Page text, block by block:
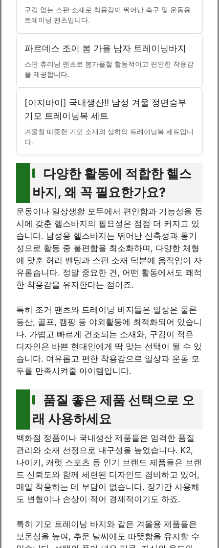
구김 없는 스판 소재로 착용감이 뛰어난 축구 및 운동용
트레이닝 팬츠입니다.
파르데스 조이 봄 가을 남자 트레이닝바지
스판 츄리닝 팬츠로 봄가을철 활동적이고 편안한 착용감
을 제공합니다.
[이지바이] 국내생산!! 남성 겨울 정면승부
기모 트레이닝복 세트
겨울철 따뜻한 기모 소재의 상하의 트레이닝복 세트입니
다.
다양한 활동에 적합한 헬스
바지, 왜 꼭 필요한가요?
운동이나 일상생활 모두에서 편안함과 기능성을 동
시에 갖춘 헬스바지의 필요성은 점점 더 커지고 있
습니다. 남성용 헬스바지는 뛰어난 신축성과 통기
성으로 활동 중 불편함을 최소화하며, 다양한 체형
에 맞춘 허리 밴딩과 스판 소재 덕분에 움직임이 자
유롭습니다. 정말 중요한 건, 어떤 활동에서도 쾌적
한 착용감을 유지한다는 점이죠.
특히 조거 팬츠와 트레이닝 바지들은 일상은 물론
등산, 골프, 캠핑 등 야외활동에 최적화되어 있습니
다. 가볍고 빠르게 건조되는 소재와, 구김이 적은
디자인은 바쁜 현대인에게 딱 맞는 선택이 될 수 있
습니다. 여유롭고 편한 착용감으로 일상과 운동 모
두를 만족시켜줄 아이템입니다.
품질 좋은 제품 선택으로 오
래 사용하세요
백화점 정품이나 국내생산 제품들은 엄격한 품질
관리와 소재 선정으로 내구성을 높였습니다. K2,
나이키, 캐럿 스포츠 등 인기 브랜드 제품들은 브랜
드 신뢰도와 함께 세련된 디자인도 겸비하고 있어,
매일 착용하는 데 부담이 없습니다. 장기간 사용해
도 변형이나 손상이 적어 경제적이기도 하죠.
특히 기모 트레이닝 바지와 같은 겨울용 제품들은
보온성을 높여, 추운 날씨에도 따뜻함을 유지할 수